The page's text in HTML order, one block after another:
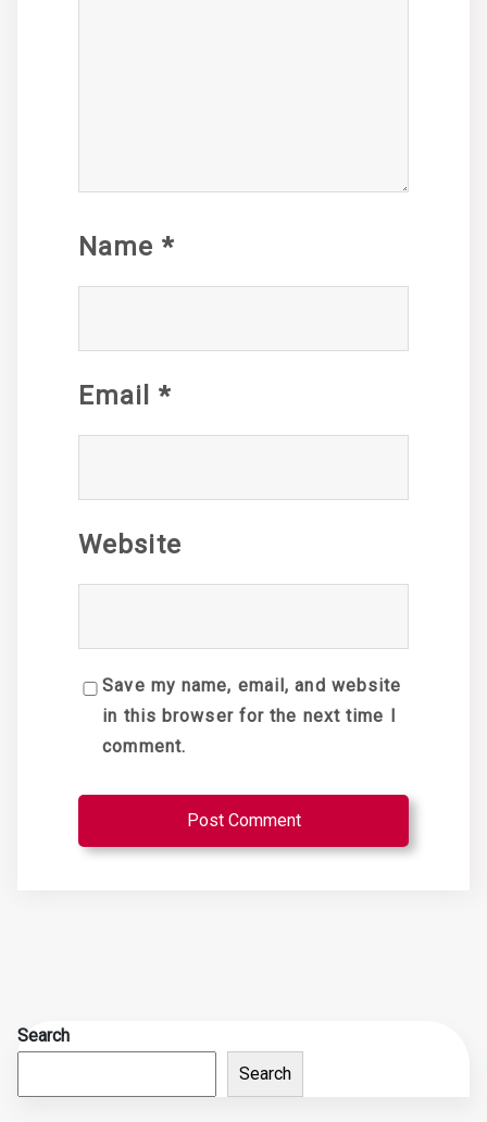
Name *
Email *
Website
Save my name, email, and website
in this browser for the next time I
comment.
Search
Search